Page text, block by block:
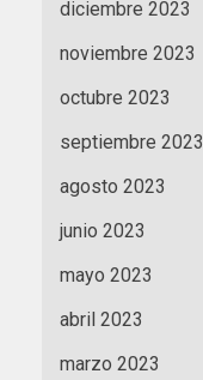
diciembre 2023
noviembre 2023
octubre 2023
septiembre 2023
agosto 2023
junio 2023
mayo 2023
abril 2023
marzo 2023